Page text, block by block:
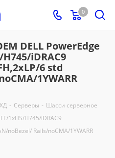
0
DELL PowerEdge
H745/iDRAC9
6 std
1YWARR
- Серверы - Шасси серверное
1xHS/H745/iDRAC9
noBezel/ Rails/noCMA/1YWARR